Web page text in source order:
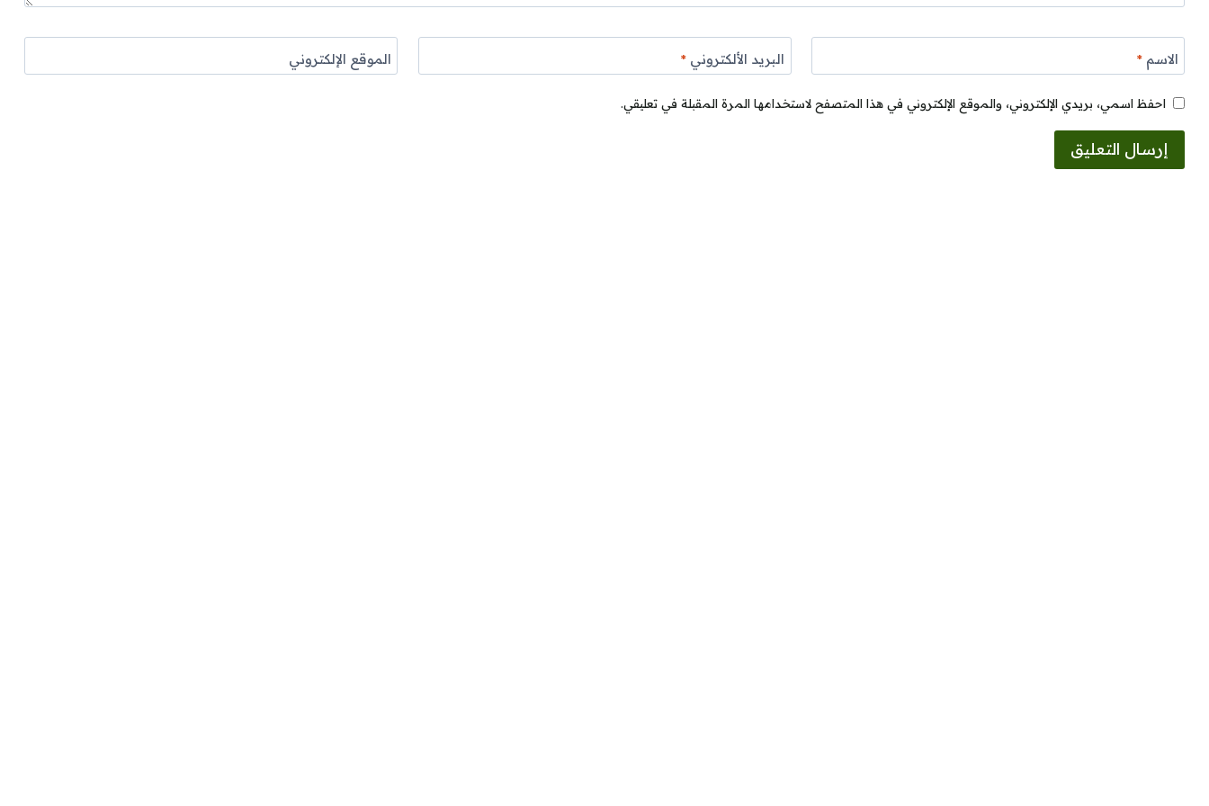
الاسم* البريد الألكتروني * الموقع الإلكتروني
احفظ اسمي، بريدي الإلكتروني، والموقع الإلكتروني في هذا المتصفح لاستخدامها المرة المقبلة في تعليقي.